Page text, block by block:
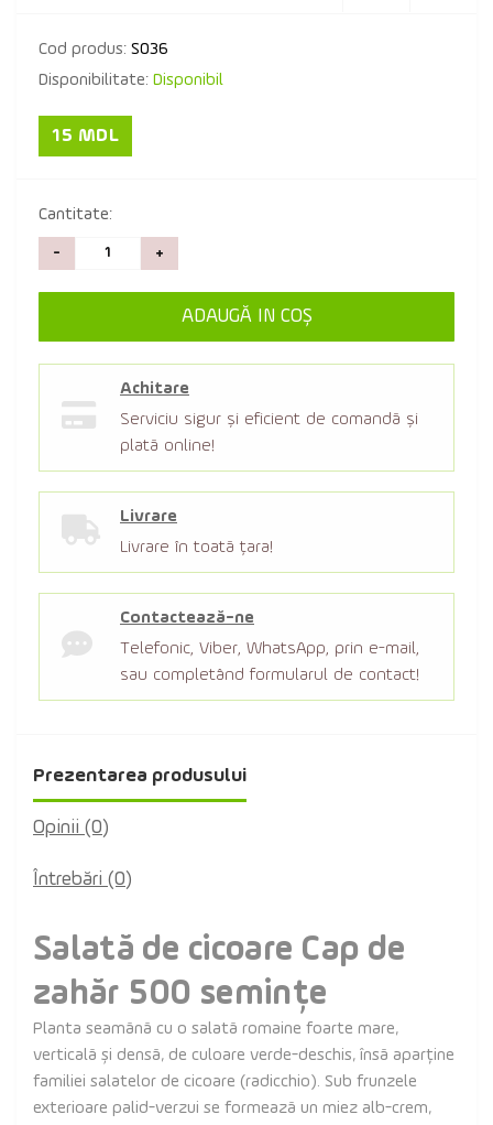
Cod produs: S036
Disponibilitate: Disponibil
15 MDL
Cantitate:
- +
ADAUGĂ IN COŞ
Achitare
Serviciu sigur şi eficient de comandă şi
plată online!
Livrare
Livrare în toată țara!
Contactează-ne
Telefonic, Viber, WhatsApp, prin e-mail,
sau completând formularul de contact!
Prezentarea produsului
Opinii (0)
Întrebări (0)
Salată de cicoare Cap de
zahăr 500 semințe
Planta seamănă cu o salată romaine foarte mare,
verticală și densă, de culoare verde-deschis, însă aparține
familiei salatelor de cicoare (radicchio). Sub frunzele
exterioare palid-verzui se formează un miez alb-crem,